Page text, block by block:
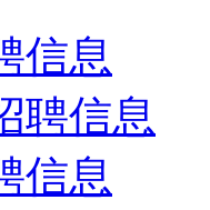
信息
聘信息
信息